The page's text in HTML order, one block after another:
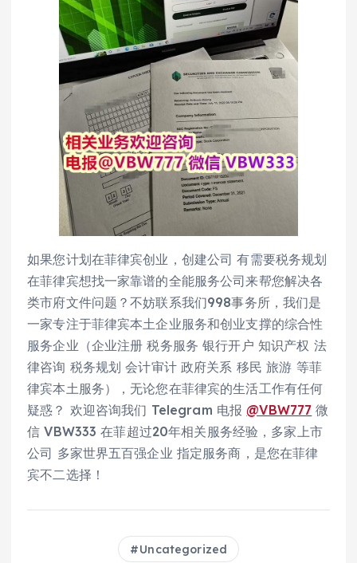
如果您计划在菲律宾创业，创建公司 有需要税务规划
在菲律宾想找一家靠谱的全能服务公司来帮您解决各
类市府文件问题？不妨联系我们998事务所，我们是
一家专注于菲律宾本土企业服务和创业支撑的综合性
服务企业（企业注册 税务服务 银行开户 知识产权 法
律咨询 税务规划 会计审计 政府关系 移民 旅游 等菲
律宾本土服务），无论您在菲律宾的生活工作有任何
疑惑？ 欢迎咨询我们 Telegram 电报@VBW777 微
信 VBW333 在菲超过20年相关服务经验，多家上市
公司 多家世界五百强企业 指定服务商，是您在菲律
宾不二选择！
Uncategorized